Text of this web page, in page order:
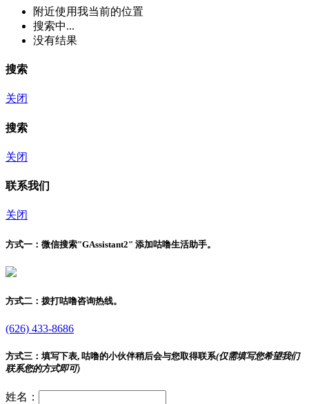
附近使用我当前的位置
搜索中...
没有结果
搜索
关闭
搜索
关闭
联系我们
关闭
方式一： 微信搜索"GAssistant2" 添加咕噜生活助手。
方式二： 拨打咕噜咨询热线。
(626) 433-8686
方式三： 填写下表, 咕噜的小伙伴稍后会与您取得联系(仅需填写您希望我们
联系您的方式即可)
姓名：